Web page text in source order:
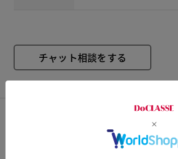
チャット相談をする